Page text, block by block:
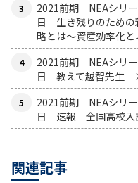
2021前期 NEAシリ
日 生き残りのための
略とは〜資産効率化と
2021前期 NEAシリ
日 教えて越智先生
2021前期 NEAシリ
日 速報 全国高校入
関連記事